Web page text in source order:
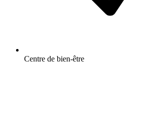
Centre de bien-être